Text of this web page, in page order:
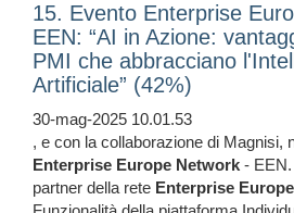
15. Evento Enterprise
EEN: “AI in Azione:
PMI che abbracciano
Artificiale” (42%)
30-mag-2025 10.01.53
, e con la collaborazione di Magnisi,
Enterprise Europe Network -
partner della rete Enterprise Europe